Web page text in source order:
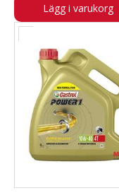
Lägg i varukorg